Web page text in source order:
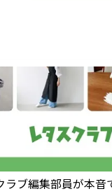
ラブ編集部員が本音